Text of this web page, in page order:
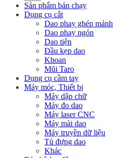
Sản phẩm bán chạy
Dụng cụ cắt
Dao phay ghép mảnh
Dao phay ngón
Dao tiện
Đầu kẹp dao
Khoan
Mũi Taro
Dụng cụ cầm tay
Máy móc, Thiết bị
Máy dập chữ
Máy đo dao
Máy laser CNC
Máy mài dao
Máy truyền dữ liệu
Tủ đựng dao
Khác